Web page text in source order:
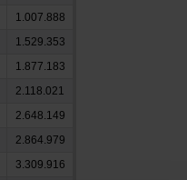
1.007.888
1.529.353
1.877.183
2.118.021
2.648.149
2.864.979
3.309.916